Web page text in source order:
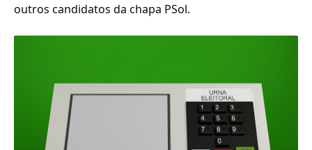
outros candidatos da chapa PSol.